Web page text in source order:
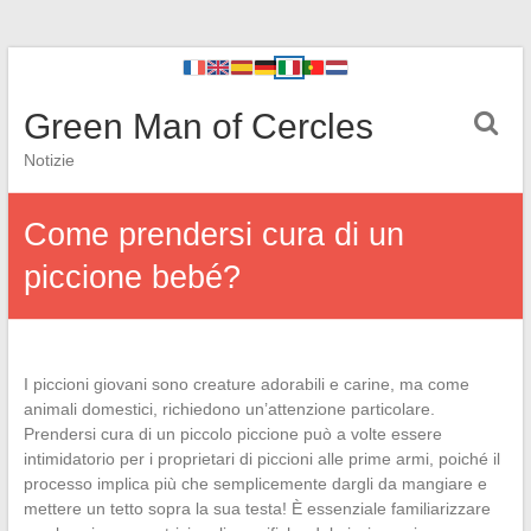
Green Man of Cercles
Notizie
Come prendersi cura di un
piccione bebé?
I piccioni giovani sono creature adorabili e carine, ma come
animali domestici, richiedono un’attenzione particolare.
Prendersi cura di un piccolo piccione può a volte essere
intimidatorio per i proprietari di piccioni alle prime armi, poiché il
processo implica più che semplicemente dargli da mangiare e
mettere un tetto sopra la sua testa! È essenziale familiarizzare